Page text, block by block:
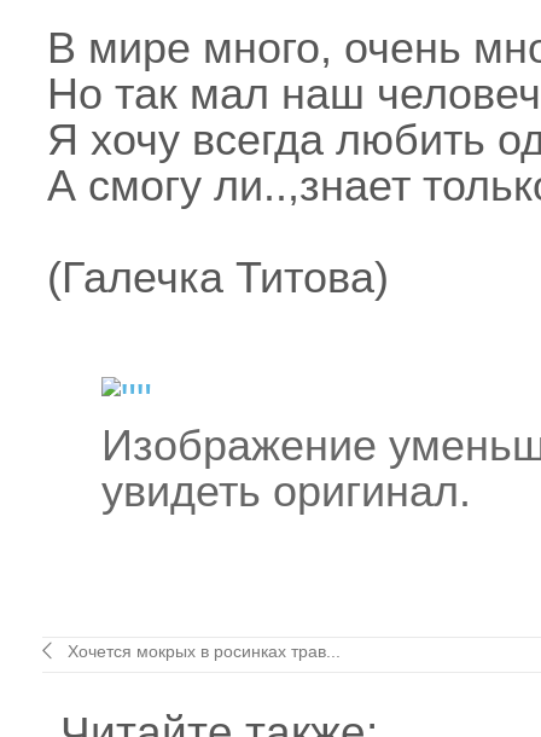
В мире много, очень
Но так мал наш
Я хочу всегда любить
А смогу ли..,знает
(Галечка Титова)
Изображение
увидеть оригинал.
Хочется мокрых в росинках трав...